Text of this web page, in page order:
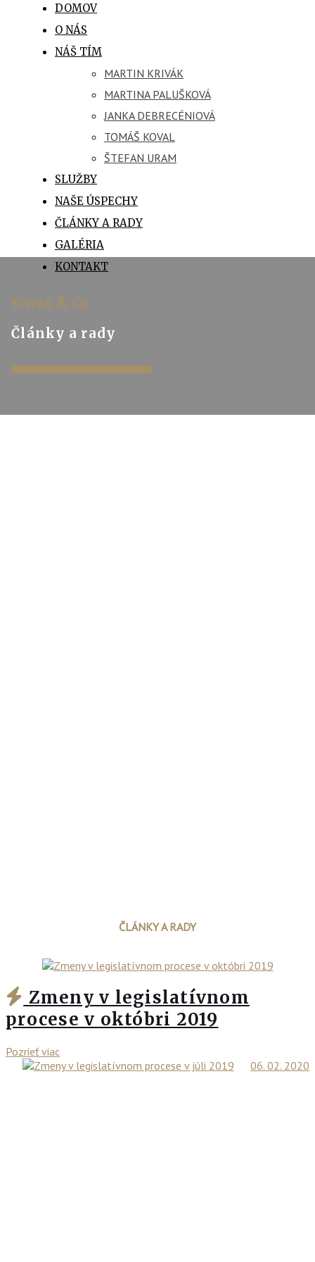
DOMOV
O NÁS
NÁŠ TÍM
MARTIN KRIVÁK
MARTINA PALUŠKOVÁ
JANKA DEBRECÉNIOVÁ
TOMÁŠ KOVAL
ŠTEFAN URAM
SLUŽBY
NAŠE ÚSPECHY
ČLÁNKY A RADY
GALÉRIA
KONTAKT
Krivak & Co
Články a rady
ČLÁNKY A RADY
Zmeny v legislatívnom
procese v októbri 2019
Pozrieť viac
06. 02. 2020